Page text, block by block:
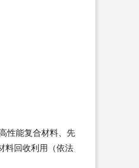
性能复合材料、先
料回收利用（依法